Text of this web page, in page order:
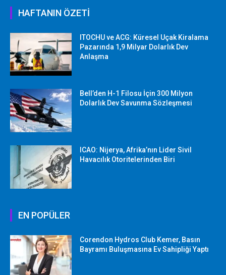
HAFTANIN ÖZETİ
ITOCHU ve ACG: Küresel Uçak Kiralama
Pazarında 1,9 Milyar Dolarlık Dev
Anlaşma
Bell’den H-1 Filosu İçin 300 Milyon
Dolarlık Dev Savunma Sözleşmesi
ICAO: Nijerya, Afrika’nın Lider Sivil
Havacılık Otoritelerinden Biri
EN POPÜLER
Corendon Hydros Club Kemer, Basın
Bayramı Buluşmasına Ev Sahipliği Yaptı